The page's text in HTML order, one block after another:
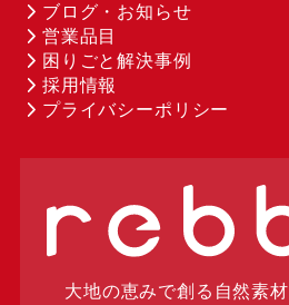
ブログ・お知らせ
営業品目
困りごと解決事例
採用情報
プライバシーポリシー
大地の恵みで創る自然素材